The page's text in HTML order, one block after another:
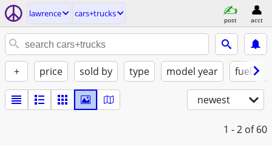
lawrence cars+trucks
post acct
+ price sold by type model year fuel
newest
1 - 2 of 60